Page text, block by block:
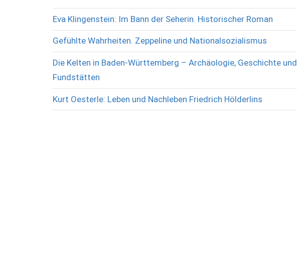
Eva Klingenstein: Im Bann der Seherin. Historischer Roman
Gefühlte Wahrheiten. Zeppeline und Nationalsozialismus
Die Kelten in Baden-Württemberg – Archäologie, Geschichte und
Fundstätten
Kurt Oesterle: Leben und Nachleben Friedrich Hölderlins